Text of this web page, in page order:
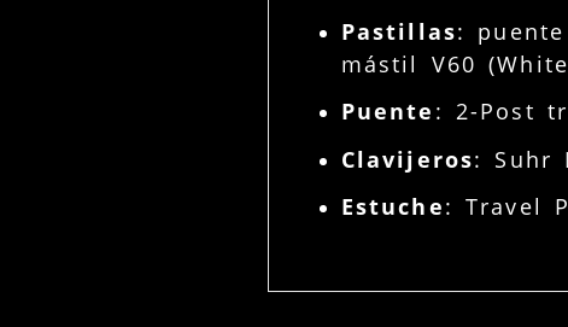
Pastillas:
mástil V60
Puente : 2-Post
Clavijeros: Suhr
Estuche: Travel